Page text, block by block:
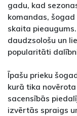
gadu, kad
komandas,
skaita
daudzsološu un
popularitāti
Īpašu prieku
kurā tika
sacensībās
izvērtās spraigs